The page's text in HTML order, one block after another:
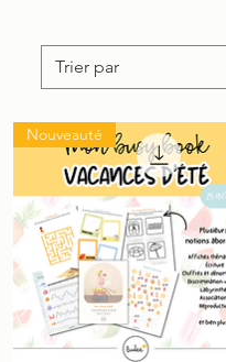
Trier par
Nouveauté